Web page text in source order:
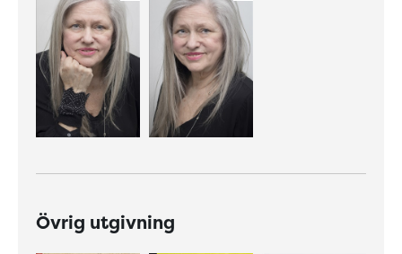
Övrig utgivning